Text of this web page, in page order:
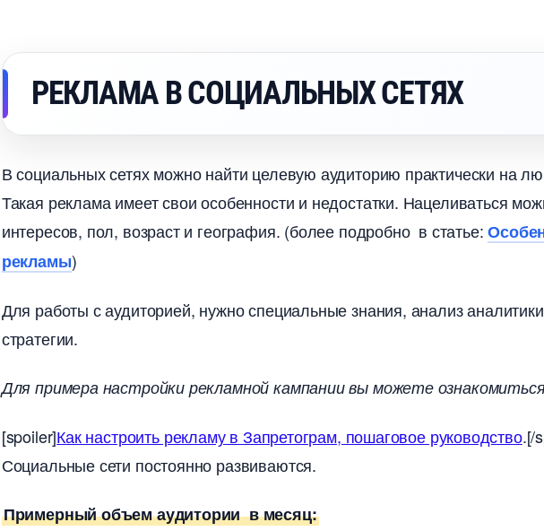
РЕКЛАМА В СОЦИАЛЬНЫХ СЕТЯХ
социальных сетях можно найти целевую аудиторию практически на
Такая реклама имеет свои особенности и недостатки. Нацеливаться
интересов, пол, возраст и география. (более подробно в статье:
рекламы)
Для работы с аудиторией, нужно специальные знания, анализ
стратегии.
Для примера настройки рекламной кампании вы можете
[spoiler]Как настроить рекламу в Запретограм, пошаговое руководство.[/
Социальные сети постоянно развиваются.
Примерный объем аудитории в месяц: